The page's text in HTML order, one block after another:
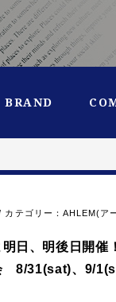
BRAND
テゴリー： AHLEM(ア
明日、明後日開
8/31(sat)、9/